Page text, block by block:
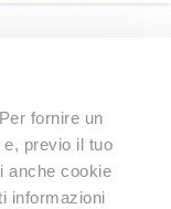
fornire un
e, previo il tuo
anche cookie
informazioni
di visitare diverse
è stato che
completamente
alle spiagge
unici al